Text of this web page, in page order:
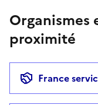
Organismes
proximité
France